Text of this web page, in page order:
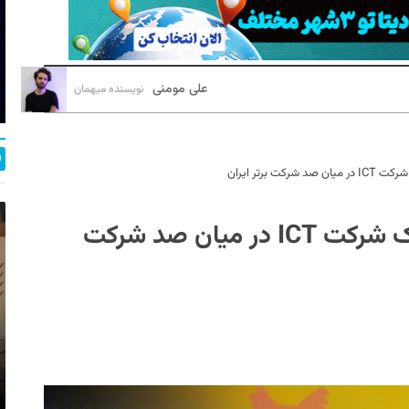
علی مومنی نویسنده میهمان
گزارش IMI-۱۰۰ سال ۱۴۰۱: حضور یک شرکت ICT در میان صد شرکت